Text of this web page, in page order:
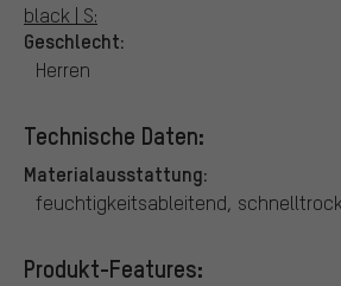
black | S:
Geschlecht:
Herren
Technische Daten:
Materialausstattung:
feuchtigkeitsableitend,
Produkt-Features: